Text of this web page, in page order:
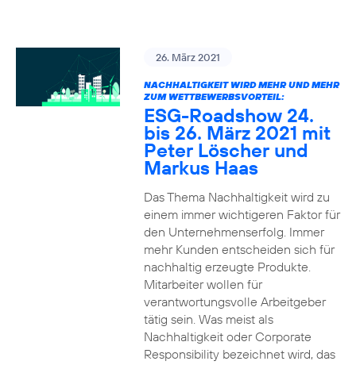
26. März 2021
NACHHALTIGKEIT WIRD MEHR UND MEHR
ZUM WETTBEWERBSVORTEIL:
ESG-Roadshow 24.
bis 26. März 2021 mit
Peter Löscher und
Markus Haas
Das Thema Nachhaltigkeit wird zu
einem immer wichtigeren Faktor für
den Unternehmenserfolg. Immer
mehr Kunden entscheiden sich für
nachhaltig erzeugte Produkte.
Mitarbeiter wollen für
verantwortungsvolle Arbeitgeber
tätig sein. Was meist als
Nachhaltigkeit oder Corporate
Responsibility bezeichnet wird, das